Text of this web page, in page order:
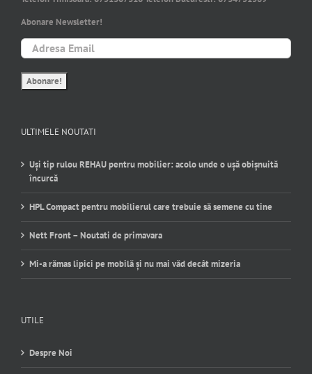
Abonare Newsletter!
ULTIMELE NOUTATI
Uși tip rulou REHAU pentru mobilier: acolo unde o ușă obișnuită
încurcă
HPL Compact pentru mobilierul care trebuie să semene cu tine
Nett Front – Noutati de primavara
Mi-a rămas lipici pe mobilă și nu mai văd decât mizeria
UTILE
Despre Noi